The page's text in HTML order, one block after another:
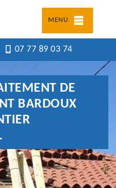
MENU
07 77 89 03 74
DE
BARDOUX